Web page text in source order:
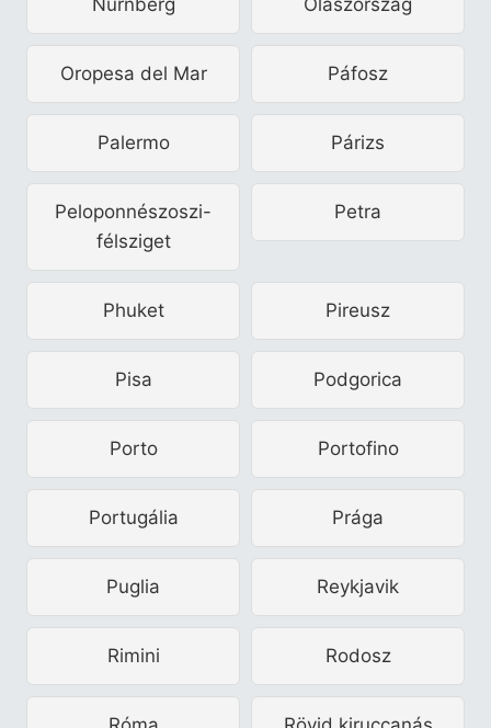
Oropesa del Mar Páfosz
Palermo Párizs
Peloponnészoszi-
félsziget
Petra
Phuket Pireusz
Pisa Podgorica
Porto Portofino
Portugália Prága
Puglia Reykjavik
Rimini Rodosz